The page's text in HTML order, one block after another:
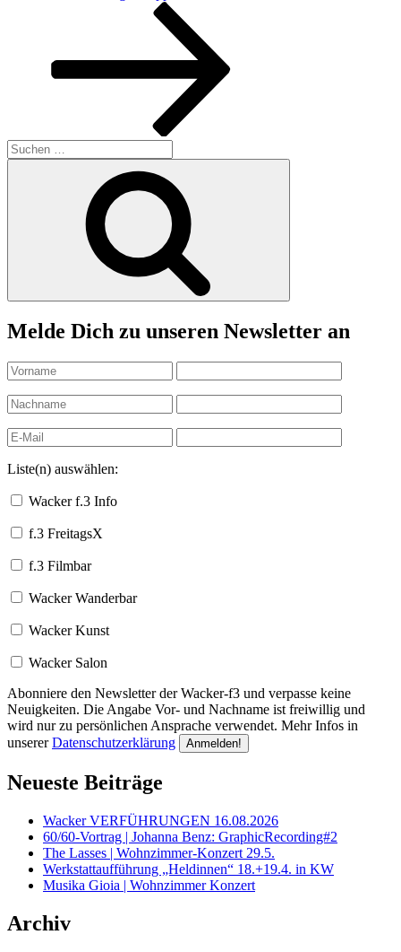
Suchen
nach:
Melde Dich zu unseren Newsletter an
Liste(n) auswählen:
Wacker f.3 Info
f.3 FreitagsX
f.3 Filmbar
Wacker Wanderbar
Wacker Kunst
Wacker Salon
Abonniere den Newsletter der Wacker-f3 und verpasse keine
Neuigkeiten. Die Angabe Vor- und Nachname ist freiwillig und
wird nur zu persönlichen Ansprache verwendet. Mehr Infos in
unsererDatenschutzerklärung
Neueste Beiträge
Wacker VERFÜHRUNGEN 16.08.2026
60/60-Vortrag | Johanna Benz: GraphicRecording#2
The Lasses | Wohnzimmer-Konzert 29.5.
Werkstattaufführung „Heldinnen“ 18.+19.4. in KW
Musika Gioia | Wohnzimmer Konzert
Archiv